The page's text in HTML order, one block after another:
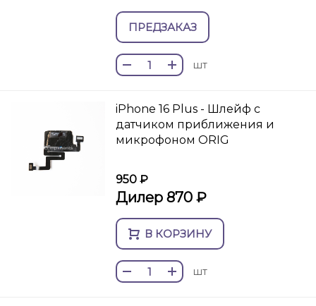
ПРЕДЗАКАЗ
шт
iPhone 16 Plus - Шлейф с
датчиком приближения и
микрофоном ORIG
950 ₽
Дилер 870 ₽
В КОРЗИНУ
шт